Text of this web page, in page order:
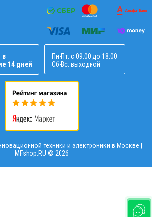
в
14 дней
Пн-Пт: с 09:00 до 18:00
Сб-Вс: выходной
техники и электроники в Москве |
MFshop.RU © 2026